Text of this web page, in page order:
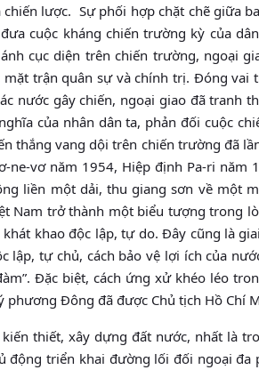
lược. Sự phối hợp chặt chẽ giữa
cuộc kháng chiến trường kỳ của
cục diện trên chiến trường, ngoại
mặt trận quân sự và chính trị. Đóng vai
nước gây chiến, ngoại giao đã tranh
của nhân dân ta, phản đối cuộc
thắng vang dội trên chiến trường đã
ne-vơ năm 1954, Hiệp định Pa-ri
liền một dải, thu giang sơn về một
Nam trở thành một biểu tượng trong
khao độc lập, tự do. Đây cũng là
lập, tự chủ, cách bảo vệ lợi ích của
Đặc biệt, cách ứng xử khéo léo
phương Đông đã được Chủ tịch Hồ Chí
thiết, xây dựng đất nước, nhất là
động triển khai đường lối đối ngoại